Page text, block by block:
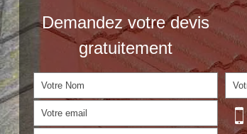
Demandez votre devis
gratuitement